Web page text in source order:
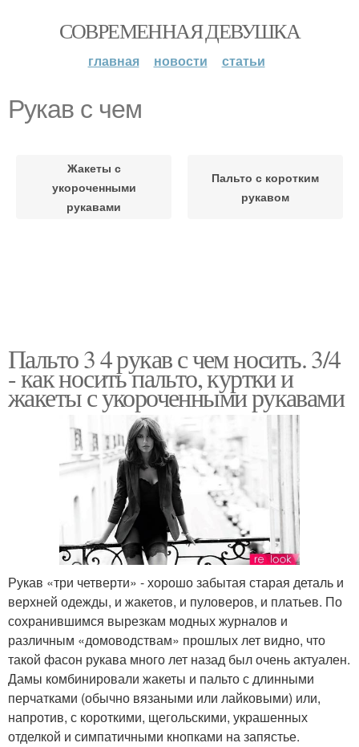
СОВРЕМЕННАЯ ДЕВУШКА
главная новости статьи
Рукав с чем
Жакеты с
укороченными
рукавами
Пальто с коротким
рукавом
Пальто 3 4 рукав с чем носить. 3/4
- как носить пальто, куртки и
жакеты с укороченными рукавами
Рукав «три четверти» - хорошо забытая старая деталь и
верхней одежды, и жакетов, и пуловеров, и платьев. По
сохранившимся вырезкам модных журналов и
различным «домоводствам» прошлых лет видно, что
такой фасон рукава много лет назад был очень актуален.
Дамы комбинировали жакеты и пальто с длинными
перчатками (обычно вязаными или лайковыми) или,
напротив, с короткими, щегольскими, украшенных
отделкой и симпатичными кнопками на запястье.